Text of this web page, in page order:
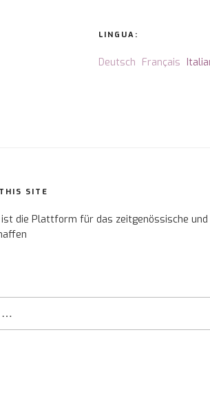
LINGUA:
Deutsch Français
SITE
ist die Plattform für das zeitgenössische